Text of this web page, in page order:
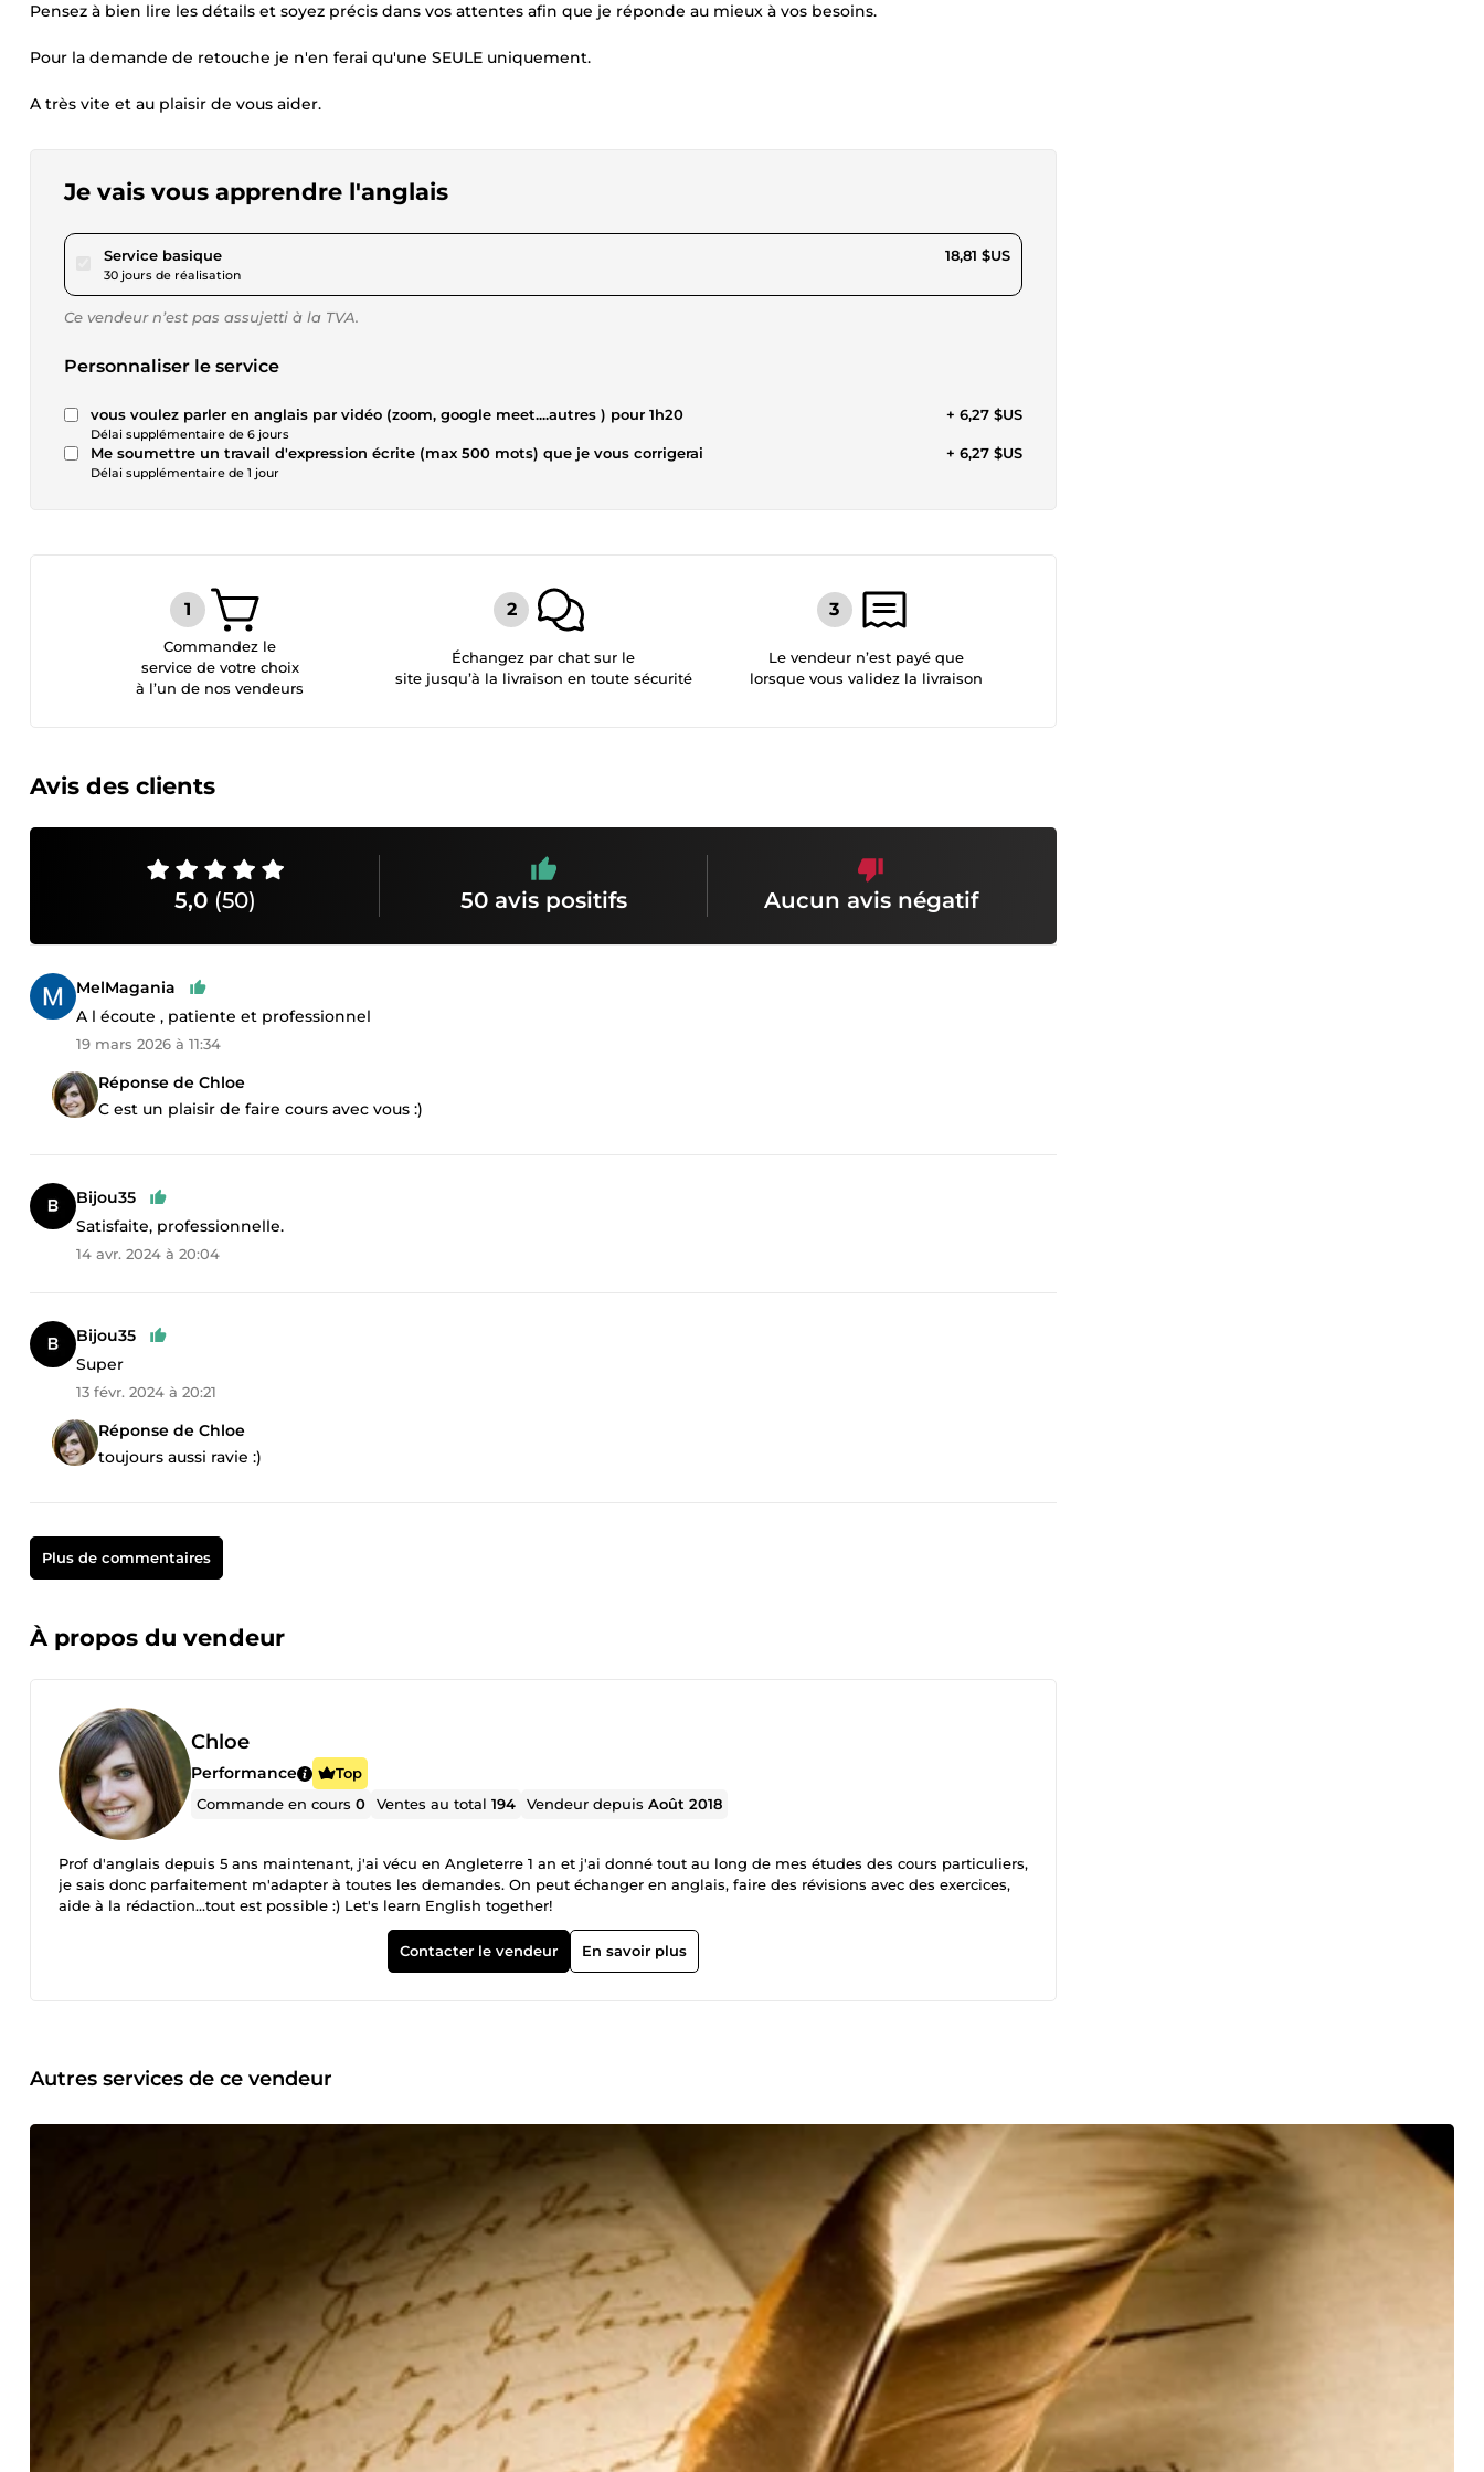
Pensez à bien lire les détails et soyez précis dans vos attentes afin que je réponde au mieux à vos besoins.
Pour la demande de retouche je n'en ferai qu'une SEULE uniquement.
A très vite et au plaisir de vous aider.
Je vais vous apprendre l'anglais
Service basiquepour 17,34 $US
30 jours de réalisation
18,81 $US
Ce vendeur n’est pas assujetti à la TVA.
Personnaliser le service
vous voulez parler en anglais par vidéo (zoom, google meet....autres ) pour 1h20
Délai supplémentaire de 6 jours
+ 6,27 $US
Me soumettre un travail d'expression écrite (max 500 mots) que je vous corrigerai
Délai supplémentaire de 1 jour
+ 6,27 $US
Commandez le
service de votre choix
à l’un de nos vendeurs
Échangez par chat sur le
site jusqu’à la livraison en toute sécurité
Le vendeur n’est payé que
lorsque vous validez la livraison
Avis des clients
5,0 (50) 50 avis positifs Aucun avis négatif
MelMagania
A l écoute , patiente et professionnel
19 mars 2026 à 11:34
Réponse de Chloe
C est un plaisir de faire cours avec vous :)
Bijou35
Satisfaite, professionnelle.
14 avr. 2024 à 20:04
Bijou35
Super
13 févr. 2024 à 20:21
Réponse de Chloe
toujours aussi ravie :)
Plus de commentaires
À propos du vendeur
Chloe
Performance
Top
Commande en cours0 Ventes au total194 Vendeur depuisAoût 2018
Prof d'anglais depuis 5 ans maintenant, j'ai vécu en Angleterre 1 an et j'ai donné tout au long de mes études des cours particuliers,
je sais donc parfaitement m'adapter à toutes les demandes. On peut échanger en anglais, faire des révisions avec des exercices,
aide à la rédaction...tout est possible :) Let's learn English together!
Contacter le vendeur En savoir plus
Autres services de ce vendeur